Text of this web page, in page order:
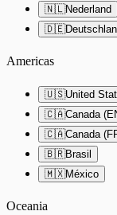
🇳🇱Nederland
🇩🇪
Americas
🇺🇸United
🇨🇦Canada
🇨🇦Canada
🇧🇷Brasil
🇲🇽México
Oceania